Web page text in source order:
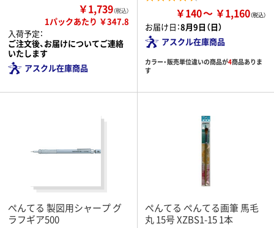
￥1,739（税込）
1パックあたり ￥347.8
入荷予定：
ご注文後、お届けについてご連絡
いたします
アスクル在庫商品
￥140 ￥1,160
お届け日：8月9日（日）
アスクル在庫商品
カラー・販売単位違いの商品が4商品ありま
す
ぺんてる 製図用シャープ グ
ラフギア500
ぺんてる ぺんてる画筆 馬毛
丸 15号 XZBS1-15 1本